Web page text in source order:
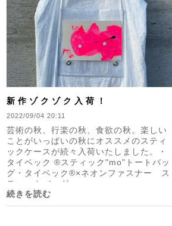
新作ゾクゾク入荷！
2022/09/04 20:11
芸術の秋、行楽の秋、食欲の秋。楽しい
ことがいっぱいの秋にオススメのスティ
ックケースが続々入荷いたしました。・
タイベック ®︎スティック"mo"トートバッ
グ・タイベック®︎×ネオンファスナー ス
ティックバッグ...
続きを読む